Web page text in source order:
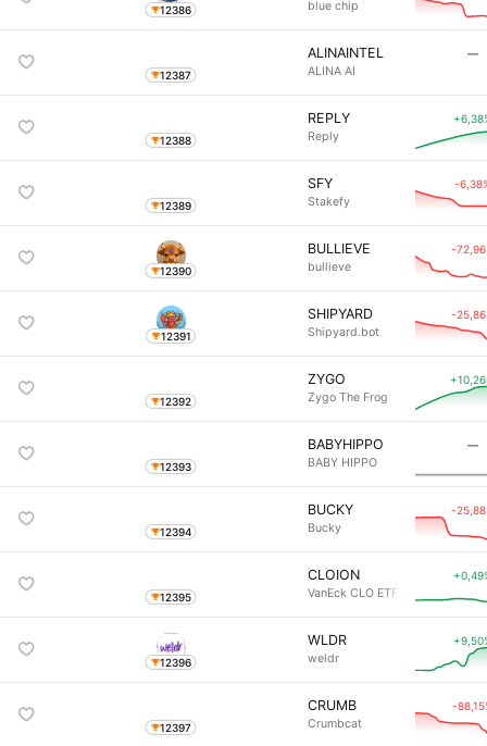
12386 blue chip
12387
ALINAINTEL
ALINA AI
―
12388
REPLY
Reply
12389
SFY
Stakefy
-
12390
BULLIEVE
bullieve
-
12391
SHIPYARD
Shipyard.bot
-
12392
ZYGO
Zygo The Frog
12393
BABYHIPPO
BABY HIPPO
―
12394
BUCKY
Bucky
-
12395
CLOION
VanEck CLO ETF (Ondo
12396
WLDR
weldr
12397
CRUMB
Crumbcat
-